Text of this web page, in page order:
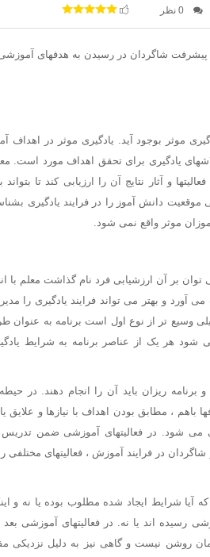
0 نظر
موثر بوجود آید. یادگیری موثر در اهداف
یادگیری برای تحقق اهداف مورد است.
و آثار نتایج آن را ارزیابی کند تا
موقعیت دانش آموز را در فرایند یادگیری
موثر واقع نمی شود.
بر آن ارزشیابی فرد نام گذاشت معلم با
و بهتر می تواند فرایند یادگیری را
وسیع تر از نوع اول است برنامه به عنوان
هر یک از عناصر برنامه به شرایط
ریزان باید آن را انجام دهند. در حیطه
، مطابق بودن اهداف با نیازها و علایق
می شود. در فعالیتهای آموزشی ضمن تدریس
در فرایند آموزش ، فعالیتهای مختلفی
شرایط ایجاد شده مطلوب بوده یا نه و
رسیده اند یا نه. در فعالیتهای آموزشی
روشن نیست و گاهی نیز به دلیل نزدیکی